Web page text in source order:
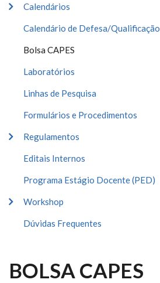
Calendários
Calendário de Defesa/Qualificação
Bolsa CAPES
Laboratórios
Linhas de Pesquisa
Formulários e Procedimentos
Regulamentos
Editais Internos
Programa Estágio Docente (PED)
Workshop
Dúvidas Frequentes
BOLSA CAPES